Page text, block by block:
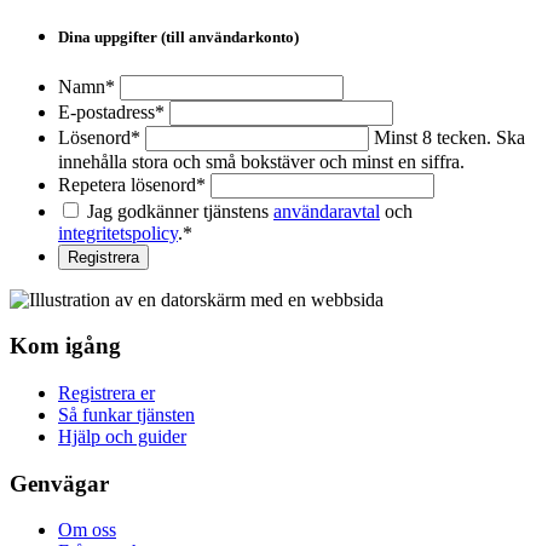
Dina uppgifter (till användarkonto)
Namn*
E-postadress*
Lösenord*
Minst 8 tecken. Ska
innehålla stora och små bokstäver och minst en siffra.
Repetera lösenord*
Jag godkänner tjänstens användaravtal och
integritetspolicy.*
Kom igång
Registrera er
Så funkar tjänsten
Hjälp och guider
Genvägar
Om oss